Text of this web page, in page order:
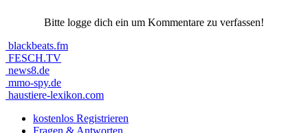
Bitte logge dich ein um Kommentare zu verfassen!
blackbeats.fm
FESCH.TV
news8.de
mmo-spy.de
haustiere-lexikon.com
kostenlos Registrieren